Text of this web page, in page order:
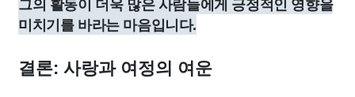
미치기를 바라는 마음입니다.
결론: 사랑과 여정의 여운